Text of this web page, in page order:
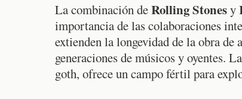
La combinación deRolling Stonesy
importancia de las colaboraciones
extienden la longevidad de la obra de
generaciones de músicos y oyentes.
goth, ofrece un campo fértil para